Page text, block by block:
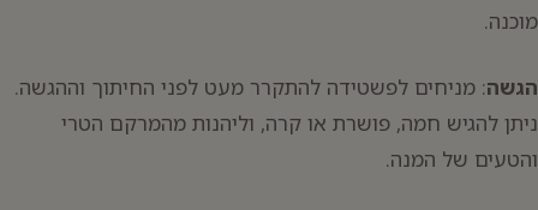
מוכנה.
הגשה: מניחים לפשטידה להתקרר מעט לפני החיתוך וההגשה.
ניתן להגיש חמה, פושרת או קרה, וליהנות מהמרקם הטרי
והטעים של המנה.